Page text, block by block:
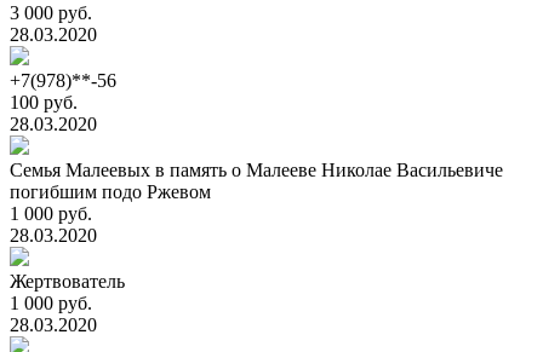
3 000 руб.
28.03.2020
+7(978)**-56
100 руб.
28.03.2020
Семья Малеевых в память о Малееве Николае Васильевиче
погибшим подо Ржевом
1 000 руб.
28.03.2020
Жертвователь
1 000 руб.
28.03.2020